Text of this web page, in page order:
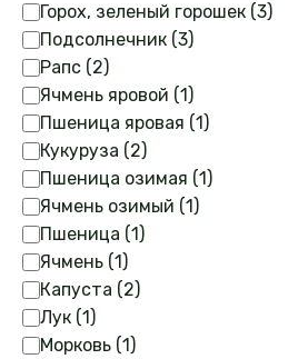
Горох, зеленый горошек (3)
Подсолнечник (3)
Рапс (2)
Ячмень яровой (1)
Пшеница яровая (1)
Кукуруза (2)
Пшеница озимая (1)
Ячмень озимый (1)
Пшеница (1)
Ячмень (1)
Капуста (2)
Лук (1)
Морковь (1)